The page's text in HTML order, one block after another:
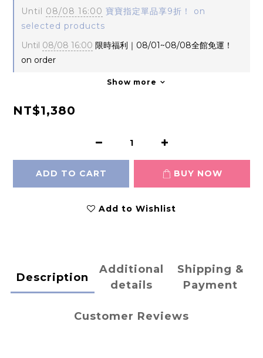
Until 08/08 16:00 寶寶指定單品享9折！ on
selected products
Until 08/08 16:00 限時福利｜08/01~08/08全館免運！
on order
Show more
NT$1,380
ADD TO CART BUY NOW
Add to Wishlist
Description
Additional
details
Shipping &
Payment
Customer Reviews